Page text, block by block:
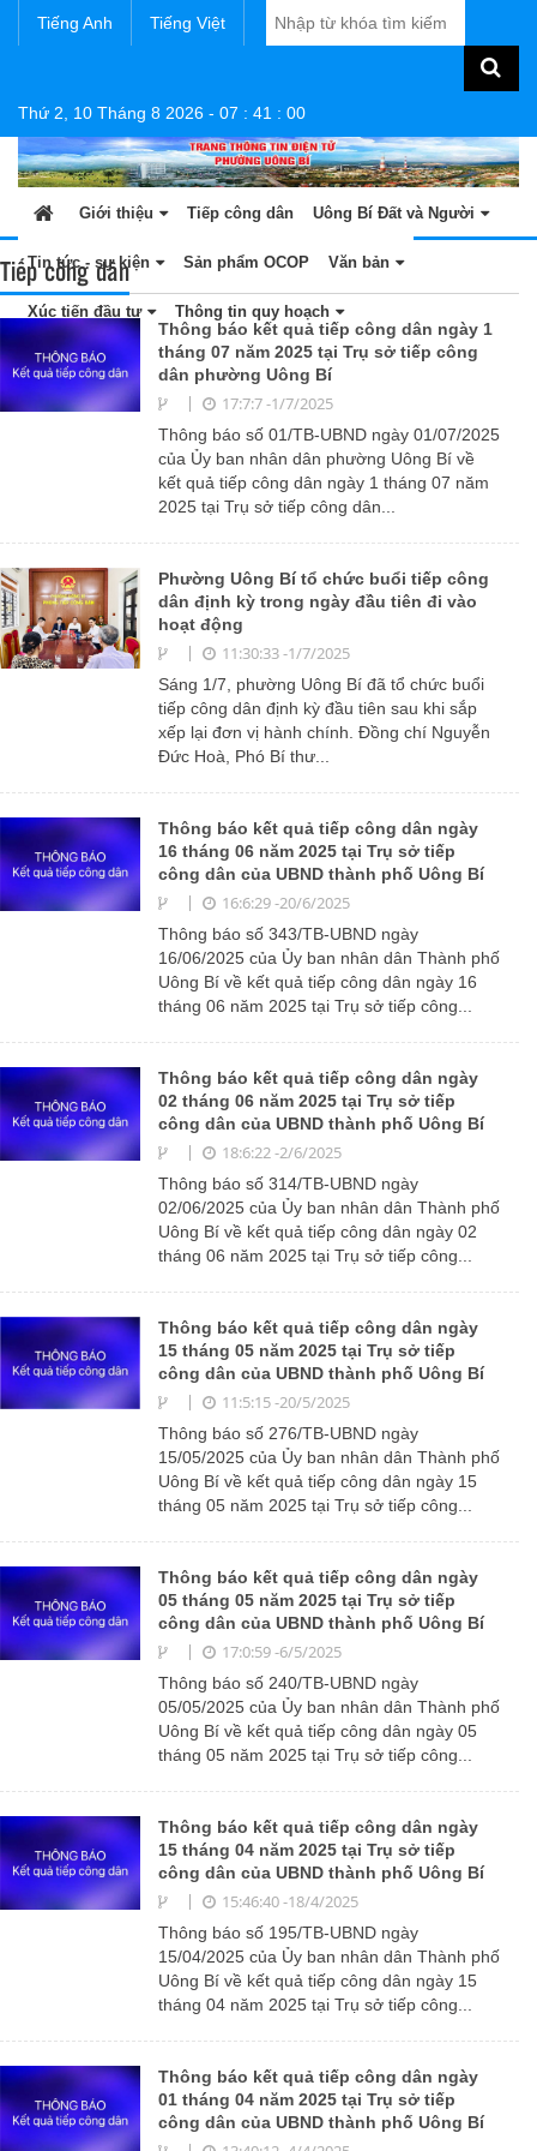
Tiếng Anh Tiếng Việt
Thứ 2, 10 Tháng 8 2026 - 07 : 41 : 00
Giới thiệu Tiếp công dân Uông Bí Đất và Người
Tin tức - sự kiện Sản phẩm OCOP Văn bản
Xúc tiến đầu tư Thông tin quy hoạch
Tiếp công dân
Thông báo kết quả tiếp công dân ngày 1
tháng 07 năm 2025 tại Trụ sở tiếp công
dân phường Uông Bí
17:7:7 -1/7/2025
Thông báo số 01/TB-UBND ngày 01/07/2025
của Ủy ban nhân dân phường Uông Bí về
kết quả tiếp công dân ngày 1 tháng 07 năm
2025 tại Trụ sở tiếp công dân...
Phường Uông Bí tổ chức buổi tiếp công
dân định kỳ trong ngày đầu tiên đi vào
hoạt động
11:30:33 -1/7/2025
Sáng 1/7, phường Uông Bí đã tổ chức buổi
tiếp công dân định kỳ đầu tiên sau khi sắp
xếp lại đơn vị hành chính. Đồng chí Nguyễn
Đức Hoà, Phó Bí thư...
Thông báo kết quả tiếp công dân ngày
16 tháng 06 năm 2025 tại Trụ sở tiếp
công dân của UBND thành phố Uông Bí
16:6:29 -20/6/2025
Thông báo số 343/TB-UBND ngày
16/06/2025 của Ủy ban nhân dân Thành phố
Uông Bí về kết quả tiếp công dân ngày 16
tháng 06 năm 2025 tại Trụ sở tiếp công...
Thông báo kết quả tiếp công dân ngày
02 tháng 06 năm 2025 tại Trụ sở tiếp
công dân của UBND thành phố Uông Bí
18:6:22 -2/6/2025
Thông báo số 314/TB-UBND ngày
02/06/2025 của Ủy ban nhân dân Thành phố
Uông Bí về kết quả tiếp công dân ngày 02
tháng 06 năm 2025 tại Trụ sở tiếp công...
Thông báo kết quả tiếp công dân ngày
15 tháng 05 năm 2025 tại Trụ sở tiếp
công dân của UBND thành phố Uông Bí
11:5:15 -20/5/2025
Thông báo số 276/TB-UBND ngày
15/05/2025 của Ủy ban nhân dân Thành phố
Uông Bí về kết quả tiếp công dân ngày 15
tháng 05 năm 2025 tại Trụ sở tiếp công...
Thông báo kết quả tiếp công dân ngày
05 tháng 05 năm 2025 tại Trụ sở tiếp
công dân của UBND thành phố Uông Bí
17:0:59 -6/5/2025
Thông báo số 240/TB-UBND ngày
05/05/2025 của Ủy ban nhân dân Thành phố
Uông Bí về kết quả tiếp công dân ngày 05
tháng 05 năm 2025 tại Trụ sở tiếp công...
Thông báo kết quả tiếp công dân ngày
15 tháng 04 năm 2025 tại Trụ sở tiếp
công dân của UBND thành phố Uông Bí
15:46:40 -18/4/2025
Thông báo số 195/TB-UBND ngày
15/04/2025 của Ủy ban nhân dân Thành phố
Uông Bí về kết quả tiếp công dân ngày 15
tháng 04 năm 2025 tại Trụ sở tiếp công...
Thông báo kết quả tiếp công dân ngày
01 tháng 04 năm 2025 tại Trụ sở tiếp
công dân của UBND thành phố Uông Bí